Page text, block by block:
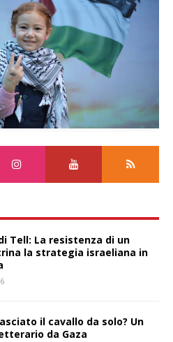
Tell: La resistenza di un
la strategia israeliana in
il cavallo da solo? Un
da Gaza